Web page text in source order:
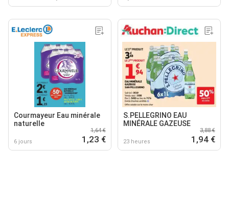
Courmayeur Eau minérale
naturelle
6 jours
1,64 €
1,23 €
S.PELLEGRINO EAU
MINÉRALE GAZEUSE
23 heures
3,88 €
1,94 €